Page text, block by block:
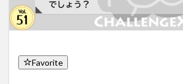
Favorite